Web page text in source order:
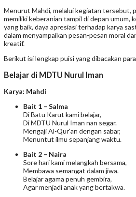
Menurut Mahdi, melalui kegiatan tersebut,
memiliki keberanian tampil di depan umum,
yang baik, daya apresiasi terhadap karya
dalam menyampaikan pesan-pesan moral
kreatif.
Berikut isi lengkap puisi yang dibacakan
Belajar di MDTU Nurul Iman
Karya: Mahdi
Bait 1 – Salma
Di Batu Karut kami belajar,
Di MDTU Nurul Iman nan segar.
Mengaji Al-Qur’an dengan sabar,
Menuntut ilmu sepanjang waktu.
Bait 2 – Naira
Sore hari kami melangkah bersama,
Membawa semangat dalam jiwa.
Belajar agama penuh gembira,
Agar menjadi anak yang bertakwa.